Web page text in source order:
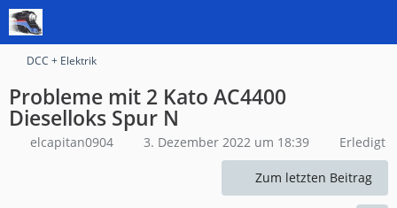
DCC + Elektrik
Probleme mit 2 Kato AC4400
Dieselloks Spur N
elcapitan0904 3. Dezember 2022 um 18:39 Erledigt
Zum letzten Beitrag